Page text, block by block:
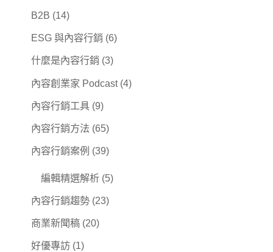
B2B (14)
ESG 與內容行銷 (6)
什麼是內容行銷 (3)
內容創業家 Podcast(4)
內容行銷工具 (9)
內容行銷方法 (65)
內容行銷案例 (39)
編輯精選解析 (5)
內容行銷趨勢 (23)
商業新聞稿 (20)
好優專訪 (1)